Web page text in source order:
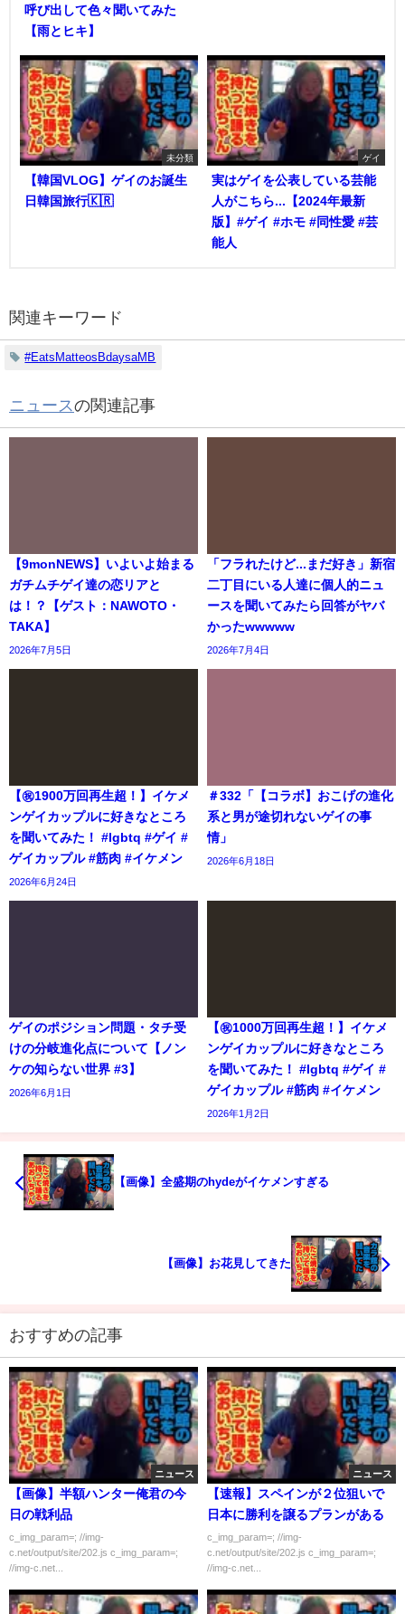
呼び出して色々聞いてみた
【雨とヒキ】
未分類
【韓国VLOG】ゲイのお誕生
日韓国旅行🇰🇷
ゲイ
実はゲイを公表している芸能
人がこちら...【2024年最新
版】#ゲイ #ホモ #同性愛 #芸
能人
関連キーワード
#EatsMatteosBdaysaMB
ニュースの関連記事
【9monNEWS】いよいよ始まる
ガチムチゲイ達の恋リアと
は！？【ゲスト：NAWOTO・
TAKA】
2026年7月5日
「フラれたけど...まだ好き」新宿
二丁目にいる人達に個人的ニュ
ースを聞いてみたら回答がヤバ
かったwwwww
2026年7月4日
【㊗️1900万回再生超！】イケメ
ンゲイカップルに好きなところ
を聞いてみた！ #lgbtq #ゲイ #
ゲイカップル #筋肉 #イケメン
2026年6月24日
＃332「【コラボ】おこげの進化
系と男が途切れないゲイの事
情」
2026年6月18日
ゲイのポジション問題・タチ受
けの分岐進化点について【ノン
ケの知らない世界 #3】
2026年6月1日
【㊗️1000万回再生超！】イケメ
ンゲイカップルに好きなところ
を聞いてみた！ #lgbtq #ゲイ #
ゲイカップル #筋肉 #イケメン
2026年1月2日
【画像】全盛期のhydeがイケメンすぎる
【画像】お花見してきた
おすすめの記事
ニュース
【画像】半額ハンター俺君の今
日の戦利品
c_img_param=; //img-
c.net/output/site/202.js c_img_param=;
//img-c.net...
ニュース
【速報】スペインが２位狙いで
日本に勝利を譲るプランがある
c_img_param=; //img-
c.net/output/site/202.js c_img_param=;
//img-c.net...